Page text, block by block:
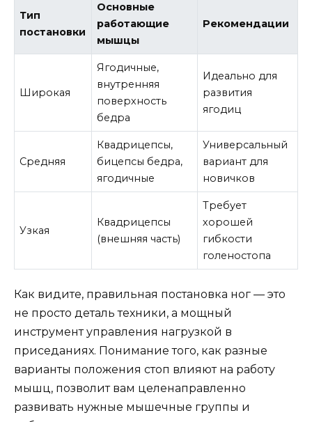
Тип
постановки
Основные
работающие
мышцы
Рекомендации
Широкая
Ягодичные,
внутренняя
поверхность
бедра
Идеально для
развития
ягодиц
Средняя
Квадрицепсы,
бицепсы бедра,
ягодичные
Универсальный
вариант для
новичков
Узкая
Квадрицепсы
(внешняя часть)
Требует
хорошей
гибкости
голеностопа
Как видите, правильная постановка ног — это
не просто деталь техники, а мощный
инструмент управления нагрузкой в
приседаниях. Понимание того, как разные
варианты положения стоп влияют на работу
мышц, позволит вам целенаправленно
развивать нужные мышечные группы и